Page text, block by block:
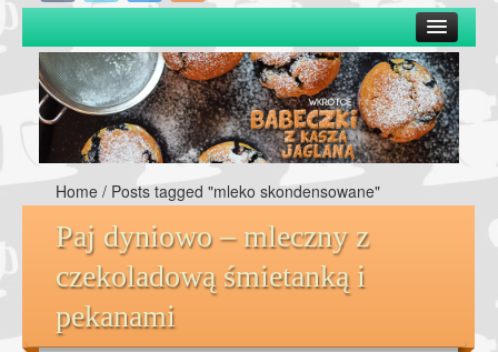
Home / Posts tagged "mleko skondensowane"
Paj dyniowo – mleczny z
czekoladową śmietanką i
pekanami